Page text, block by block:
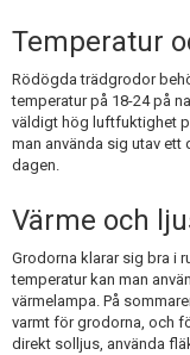
Temperatur
Rödögda trädgrodor
temperatur på 18-24 på
väldigt hög luftfuktighet
man använda sig utav ett
dagen.
Värme och
Grodorna klarar sig bra i
temperatur kan man
värmelampa. På
varmt för grodorna, och
direkt solljus, använda